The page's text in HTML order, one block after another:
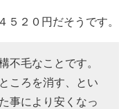
５２０円だそうです。
不毛なことです。
ころを消す、とい
事により安くなっ